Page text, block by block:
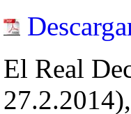
El Real